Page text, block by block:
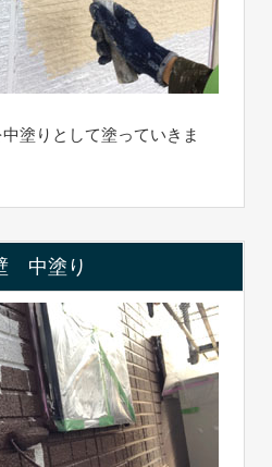
塗りとして塗っていきま
中塗り